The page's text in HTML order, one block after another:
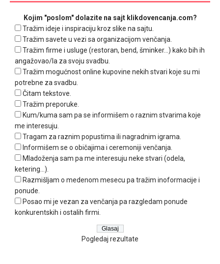
Kojim "poslom" dolazite na sajt klikdovencanja.com?
Tražim ideje i inspiraciju kroz slike na sajtu.
Tražim savete u vezi sa organizacijom venčanja.
Tražim firme i usluge (restoran, bend, šminker...) kako bih ih
angažovao/la za svoju svadbu.
Tražim mogućnost online kupovine nekih stvari koje su mi
potrebne za svadbu.
Čitam tekstove.
Tražim preporuke.
Kum/kuma sam pa se informišem o raznim stvarima koje
me interesuju.
Tragam za raznim popustima ili nagradnim igrama.
Informišem se o običajima i ceremoniji venčanja.
Mladoženja sam pa me interesuju neke stvari (odela,
ketering...).
Razmišljam o medenom mesecu pa tražim inoformacije i
ponude.
Posao mi je vezan za venčanja pa razgledam ponude
konkurentskih i ostalih firmi.
Pogledaj rezultate